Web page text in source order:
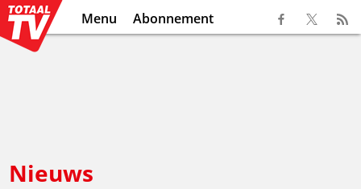
Menu Abonnement
Nieuws